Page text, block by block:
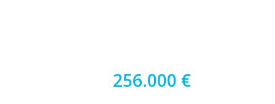
256.000 €